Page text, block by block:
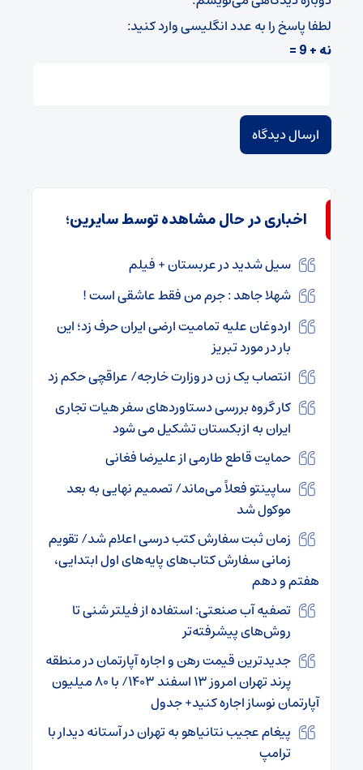
لطفا پاسخ را به عدد انگلیسی وارد کنید:
نه + 9 =
اخباری در حال مشاهده توسط سایرین؛
سیل شدید در عربستان + فیلم
شهلا جاهد : جرم من فقط عاشقی است !
اردوغان علیه تمامیت ارضی ایران حرف زد؛ این
بار در مورد تبریز
انتصاب یک زن در وزارت خارجه/ عراقچی حکم زد
کار گروه بررسی دستاوردهای سفر هیات تجاری
ایران به ازبکستان تشکیل می شود
حمایت قاطع طارمی از علیرضا فغانی
ساپینتو فعلاً می‌ماند/ تصمیم نهایی به بعد
موکول شد
زمان ثبت‌ سفارش کتب درسی اعلام شد/ تقویم
زمانی سفارش کتاب‌های پایه‌های اول ابتدایی،
هفتم و دهم
تصفیه آب صنعتی: استفاده از فیلتر شنی تا
روش‌های پیشرفته‌تر
جدیدترین قیمت رهن و اجاره آپارتمان در منطقه
پرند تهران امروز ۱۳ اسفند ۱۴۰۳/ با ۸۰ میلیون
آپارتمان نوساز اجاره کنید+ جدول
پیغام عجیب نتانیاهو به تهران در آستانه دیدار با
ترامپ